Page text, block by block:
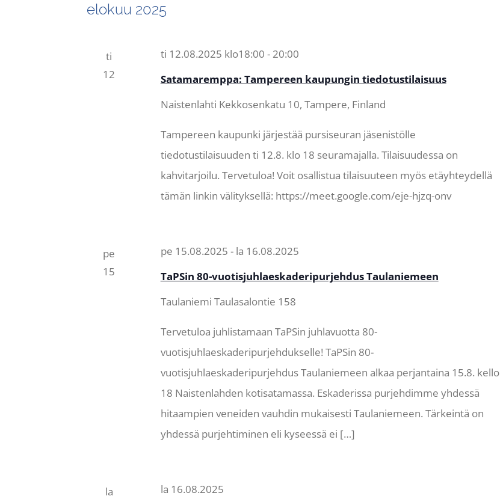
elokuu 2025
ti
12
ti 12.08.2025 klo18:00 - 20:00
Satamaremppa: Tampereen kaupungin tiedotustilaisuus
Naistenlahti Kekkosenkatu 10, Tampere, Finland
Tampereen kaupunki järjestää pursiseuran jäsenistölle
tiedotustilaisuuden ti 12.8. klo 18 seuramajalla. Tilaisuudessa on
kahvitarjoilu. Tervetuloa! Voit osallistua tilaisuuteen myös etäyhteydellä
tämän linkin välityksellä: https://meet.google.com/eje-hjzq-onv
pe
15
pe 15.08.2025 - la 16.08.2025
TaPSin 80-vuotisjuhlaeskaderipurjehdus Taulaniemeen
Taulaniemi Taulasalontie 158
Tervetuloa juhlistamaan TaPSin juhlavuotta 80-
vuotisjuhlaeskaderipurjehdukselle! TaPSin 80-
vuotisjuhlaeskaderipurjehdus Taulaniemeen alkaa perjantaina 15.8. kello
18 Naistenlahden kotisatamassa. Eskaderissa purjehdimme yhdessä
hitaampien veneiden vauhdin mukaisesti Taulaniemeen. Tärkeintä on
yhdessä purjehtiminen eli kyseessä ei […]
la
la 16.08.2025